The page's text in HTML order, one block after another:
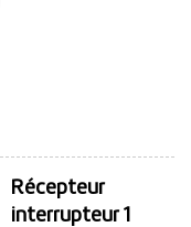
Récepteur
interrupteur 1